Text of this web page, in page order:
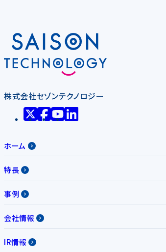
株式会社セゾンテクノロジー
ホーム
特長
事例
会社情報
IR情報